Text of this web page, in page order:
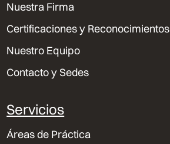
Nuestra Firma
Certificaciones y Reconocimientos
Nuestro Equipo
Contacto y Sedes
Servicios
Áreas de Práctica